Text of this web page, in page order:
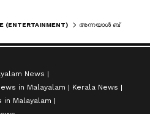
(ENTERTAINMENT) അന്നയാൾ ബ്ലേഡ് കൊണ്ട് കീറി ! ചിലർ കടിക്കും, മാന്തും, ഒരിക്കലും മറക്കില്ല ഞാൻ; 25 വർഷത്തെ അനുഭവവുമായി രഞ്ജിനി ഹരിദാസ്
News
in Malayalam
Kerala News
in Malayalam